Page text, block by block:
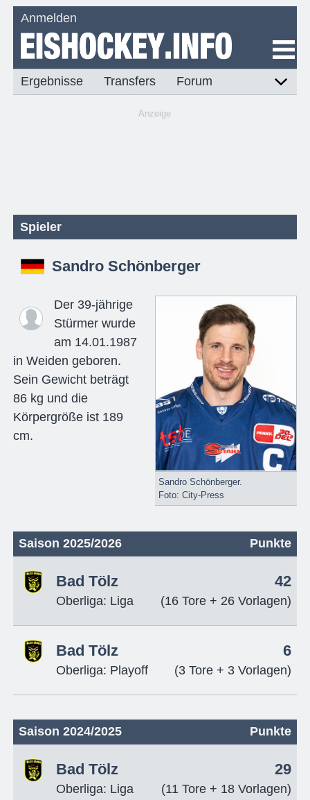
Anmelden
Ergebnisse Transfers Forum
Anzeige
Spieler
Sandro Schönberger
Sandro Schönberger.
Foto: City-Press
Der 39-jährige
Stürmer wurde
am 14.01.1987
in Weiden geboren.
Sein Gewicht beträgt
86 kg und die
Körpergröße ist 189
cm.
Saison 2025/2026 Punkte
Bad Tölz
Oberliga: Liga
42
(16 Tore + 26 Vorlagen)
Bad Tölz
Oberliga: Playoff
6
(3 Tore + 3 Vorlagen)
Saison 2024/2025 Punkte
Bad Tölz
Oberliga: Liga
29
(11 Tore + 18 Vorlagen)